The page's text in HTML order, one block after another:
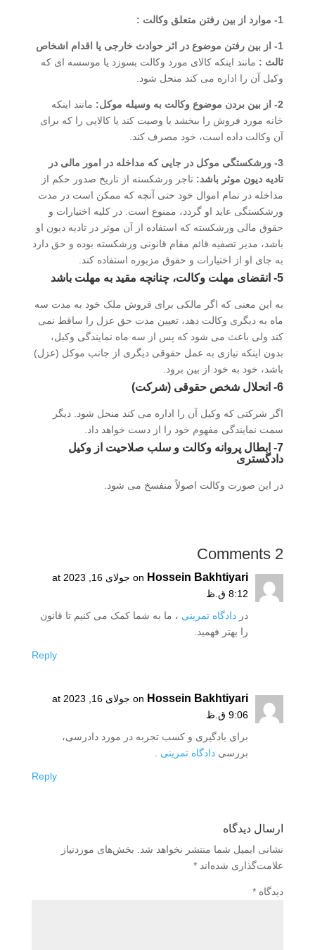
1- موارد از بین رفتن متعلق وکالت :
1- از بین رفتن موضوع در اثر حوادث خارجی یا اقدام اشخاص
ثالث : مانند اینکه کالای مورد وکالت بسوزد یا موسسه ای که
وکیل آن را اداره می کند منحل شود.
2- از بین بردن موضوع وکالت به وسیله موکل:
مانند اینکه
خانه مورد فروش را ببخشد یا وصیت کند یا کالایی را که برای
آن وکالت داده است، خود مصرف کند.
3- ورشکستگی موکل در جایی که مداخله در امور مالی در
تادیه دیون موثر باشد: تاجر ورشکسته از تاریخ صدور حکم از
مداخله در تمام اموال خود حتی آنچه که ممکن است در مدت
ورشکستگی عاید او گردد، ممنوع است. در کلیه اختیارات و
حقوق مالی ورشکسته که استفاده از آن موثر در تادیه دیون او
باشد، مدیر تصفیه قائم مقام قانونی ورشکسته بوده و حق دارد
به جای او از اختیارات و حقوق مزبوره استفاده کند.
5- انقضای مهلت وکالت، چنانچه مقید به مهلت باشد
به این معنی که اگر مالکی برای فروش ملک خود به مدت سه
ماه به دیگری وکالت دهد، تعیین مدت حق عزل را ساقط نمی
کند ولی باعث می شود که پس از سه ماه نمایندگی وکیل،
بدون اینکه نیازی به عمل حقوقی دیگری از جانب موکل (عزل)
باشد، خود به خود از بین برود.
6- انحلال شخص حقوقی (شرکت)
اگر شرکتی که وکیل آن را اداره می کند منحل شود. دیگر
سمت نمایندگی مفهوم خود را از دست خواهد داد.
7- ابطال پروانه وکالت و سلب صلاحیت از وکیل
دادگستری
در این صورت وکالت اصولاً منفسخ می شود.
2 Comments
Hossein Bakhtiyari
on جولای 16, 2023 at
8:12 ق.ظ
در دادگاه تمرینی ، ما به شما کمک می کنیم تا قانون
را بهتر فهمید.
Reply
Hossein Bakhtiyari
on جولای 16, 2023 at
9:06 ق.ظ
برای یادگیری و کسب تجربه در مورد دادرسی،
بررسی دادگاه تمرینی
Reply
ارسال دیدگاه
نشانی ایمیل شما منتشر نخواهد شد.
بخش‌های موردنیاز
علامت‌گذاری شده‌اند *
دیدگاه *